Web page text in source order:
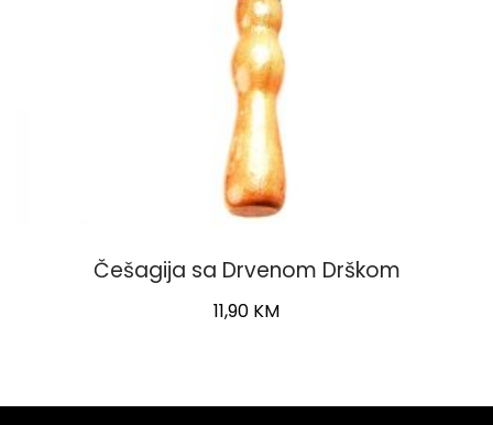
Češagija sa Drvenom Drškom
11,90 KM